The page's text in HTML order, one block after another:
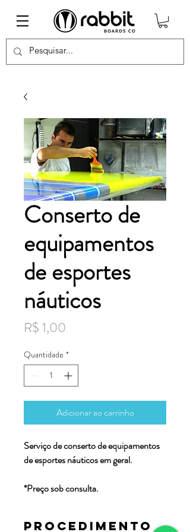
Conserto de
equipamentos
de esportes
náuticos
R$ 1,00
Quantidade *
Adicionar ao carrinho
Serviço de conserto de equipamentos
de esportes náuticos em geral.
*Preço sob consulta.
Procedimento